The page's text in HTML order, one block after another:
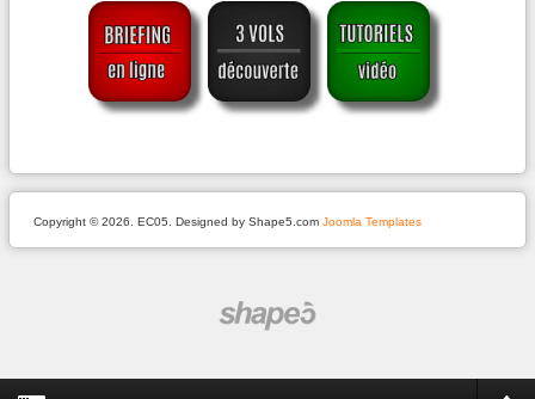
Copyright © 2026. EC05. Designed by Shape5.com Joomla Templates